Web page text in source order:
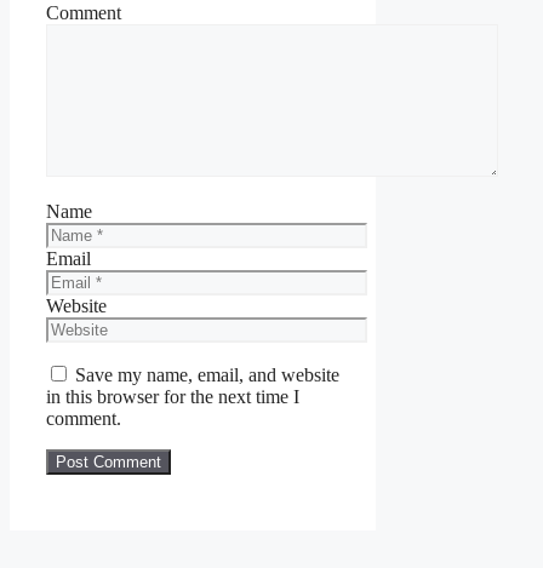
Comment
Name
Email
Website
Save my name, email, and website
in this browser for the next time I
comment.